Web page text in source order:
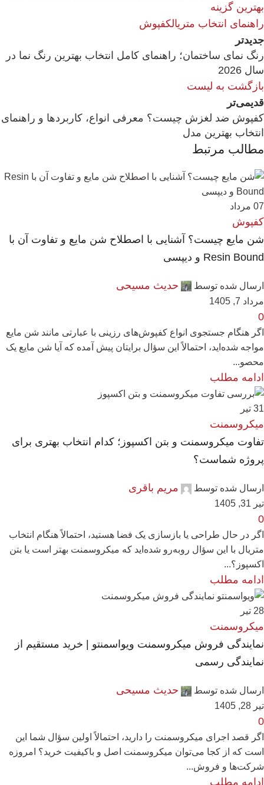
بهترین گزینه
راهنمای انتخاب متریالکفپوش
جدیدتر
رنگ نمای ساختمان؛ راهنمای کامل انتخاب بهترین رنگ نما در
سال 2026
بازگشت به لیست
قدیمی‌تر
کفپوش ضد لغزش چیست؟ معرفی انواع، کاربردها و راهنمای
انتخاب بهترین مدل
مطالب مرتبط
07 مرداد
کفپوش
شن مایع چیست؟ آشنایی با اصطلاح شن مایع و تفاوت آن با
Resin Bound و دیپسی
ارسال شده توسط حدیث مسیحی
مرداد 7, 1405
0
اگر هنگام جستجوی انواع کفپوش‌های رزینی با عبارتی مانند شن مایع
مواجه شده‌اید، احتمالاً این سؤال برایتان پیش آمده که آیا شن مایع یک
محصو...
ادامه مطلب
31 تیر
میکروسمنت
تفاوت میکروسمنت و بتن اکسپوز؛ کدام انتخاب بهتری برای
پروژه شماست؟
ارسال شده توسط مریم باقری
تیر 31, 1405
0
اگر در حال طراحی یا بازسازی یک فضا هستید، احتمالاً هنگام انتخاب
متریال با این سؤال روبه‌رو شده‌اید که میکروسمنت بهتر است یا بتن
اکسپوز؟...
ادامه مطلب
28 تیر
میکروسمنت
نمایندگی فروش میکروسمنت ویواسمنتو | خرید مستقیم از
نمایندگی رسمی
ارسال شده توسط حدیث مسیحی
تیر 28, 1405
0
اگر قصد اجرای میکروسمنت را دارید، احتمالاً اولین سؤال شما این
است که از کجا می‌توان میکروسمنت اصل و باکیفیت خرید؟ امروزه
شرکت‌ها و فروش...
ادامه مطلب